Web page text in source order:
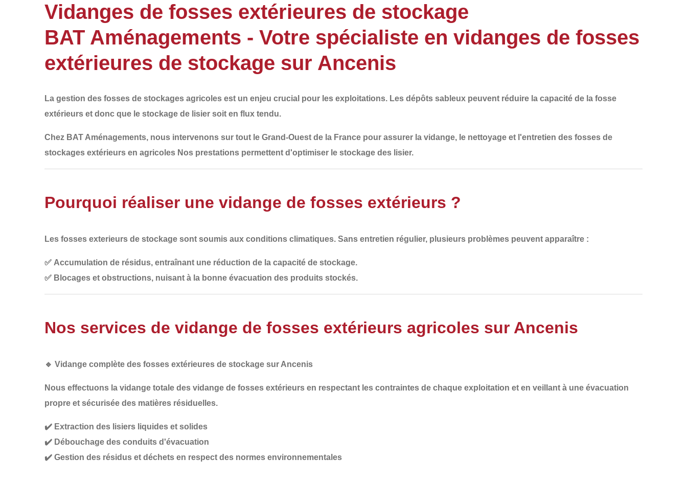
Vidanges de fosses extérieures de stockage
BAT Aménagements - Votre spécialiste en vidanges de fosses
extérieures de stockage sur Ancenis
La gestion des fosses de stockages agricoles est un enjeu crucial pour les exploitations. Les dépôts sableux peuvent réduire la capacité de la fosse
extérieurs et donc que le stockage de lisier soit en flux tendu.
Chez BAT Aménagements, nous intervenons sur tout le Grand-Ouest de la France pour assurer la vidange, le nettoyage et l'entretien des fosses de
stockages extérieurs en agricoles Nos prestations permettent d'optimiser le stockage des lisier.
Pourquoi réaliser une vidange de fosses extérieurs ?
Les fosses exterieurs de stockage sont soumis aux conditions climatiques. Sans entretien régulier, plusieurs problèmes peuvent apparaître :
✅ Accumulation de résidus, entraînant une réduction de la capacité de stockage.
✅ Blocages et obstructions, nuisant à la bonne évacuation des produits stockés.
Nos services de vidange de fosses extérieurs agricoles sur Ancenis
🔹 Vidange complète des fosses extérieures de stockage sur Ancenis
Nous effectuons la vidange totale des vidange de fosses extérieurs en respectant les contraintes de chaque exploitation et en veillant à une évacuation
propre et sécurisée des matières résiduelles.
✔️ Extraction des lisiers liquides et solides
✔️ Débouchage des conduits d'évacuation
✔️ Gestion des résidus et déchets en respect des normes environnementales